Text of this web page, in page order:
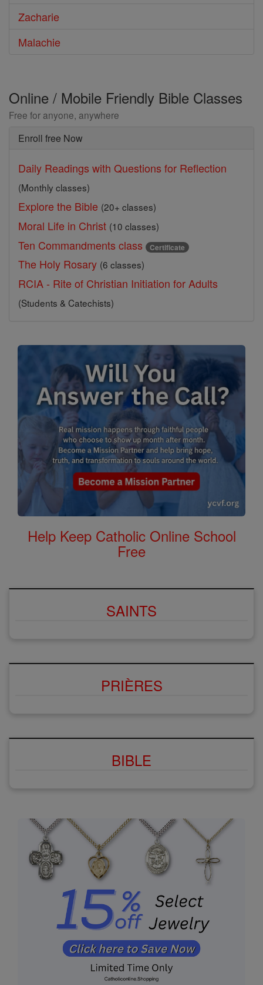
Zacharie
Malachie
Online / Mobile Friendly Bible Classes
Free for anyone, anywhere
Enroll free Now
Daily Readings with Questions for Reflection
(Monthly classes)
Explore the Bible (20+ classes)
Moral Life in Christ (10 classes)
Ten Commandments class Certificate
The Holy Rosary (6 classes)
RCIA - Rite of Christian Initiation for Adults
(Students & Catechists)
Help Keep Catholic Online School
Free
SAINTS
PRIÈRES
BIBLE